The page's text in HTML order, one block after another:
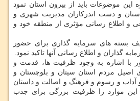
موضوعات باید از بیرون استان نمود
و دست اندركاران مدیریت شهری و
و اطلاع رسانی مؤثری از منطقه خود و
بسته های سرمایه گذاری برای حضور
گذاران و اطلاع رسانی آنها تاكید نمود.
با اشاره به وجود ظرفیت ها، قدمت و
اصیل مردم استان سیتان و بلوچستان و
آداب و رسوم و فرهنگ و اصالت و داستان
این موارد را ظرفیت بزرگی برای جذب